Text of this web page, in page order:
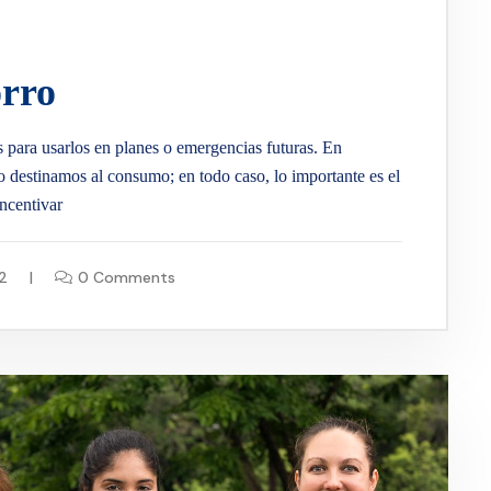
usarlos en planes o emergencias futuras. En
al consumo; en todo caso, lo importante es el
0 Comments